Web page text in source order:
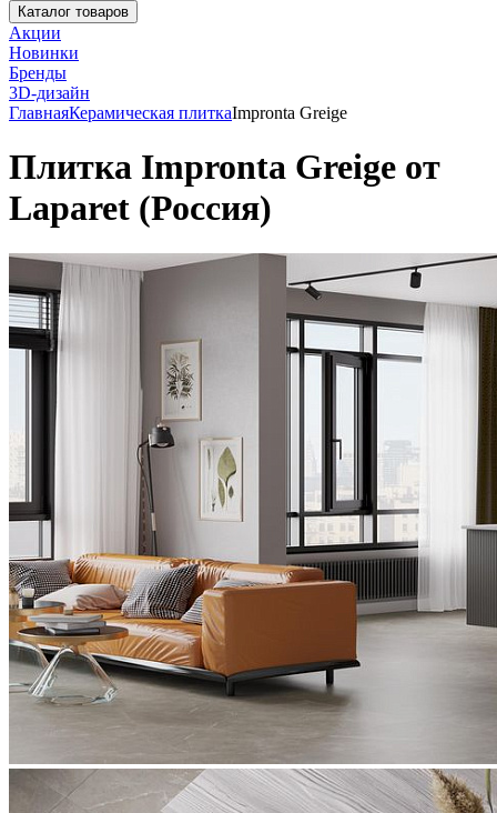
Каталог товаров
Акции
Новинки
Бренды
3D-дизайн
ГлавнаяКерамическая плиткаImpronta Greige
Плитка Impronta Greige от
Laparet (Россия)